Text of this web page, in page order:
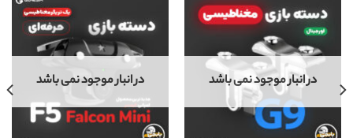
در انبار موجود نمی باشد در انبار موجود نمی باشد